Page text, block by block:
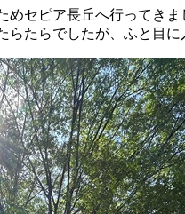
セピア長丘へ行ってきま
たらでしたが、ふと目